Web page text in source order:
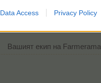
Data Access Privacy Policy
Вашият екип на Farmerama​